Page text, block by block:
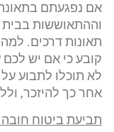
אם נפגעתם בתאונת
וההתאוששות בבית
תאונות דרכים.
קובע כי אם יש
לא תוכלו לתבוע על
אחר כך להיזכר,
תביעת ביטוח